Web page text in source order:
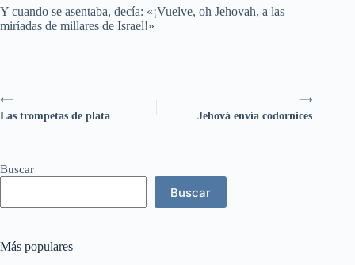
Y cuando se asentaba, decía: «¡Vuelve, oh Jehovah, a las
miríadas de millares de Israel!»
⟶
Jehová envía codornices
⟵
Las trompetas de plata
Buscar
Buscar
Más populares